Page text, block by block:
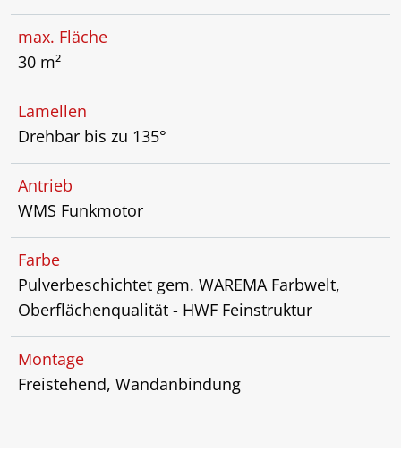
max. Fläche
30 m²
Lamellen
Drehbar bis zu 135°
Antrieb
WMS Funkmotor
Farbe
Pulverbeschichtet gem. WAREMA Farbwelt,
Oberflächenqualität - HWF Feinstruktur
Montage
Freistehend, Wandanbindung